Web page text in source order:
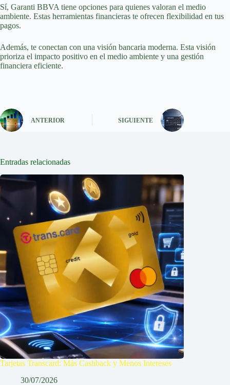
Sí, Garanti BBVA tiene opciones para quienes valoran el medio
ambiente. Estas herramientas financieras te ofrecen flexibilidad en tus
pagos.
Además, te conectan con una visión bancaria moderna. Esta visión
prioriza el impacto positivo en el medio ambiente y una gestión
financiera eficiente.
ANTERIOR SIGUIENTE
Entradas relacionadas
Tarjetas Transcard: Más Cashback y Menos Intereses
30/07/2026